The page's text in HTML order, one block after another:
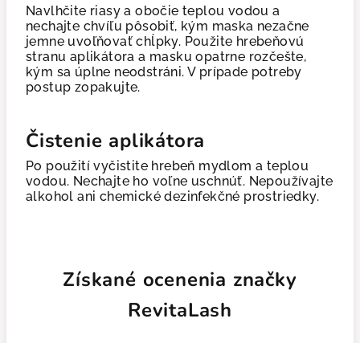
Navlhčite riasy a obočie teplou vodou a
nechajte chvíľu pôsobiť, kým maska nezačne
jemne uvoľňovať chĺpky. Použite hrebeňovú
stranu aplikátora a masku opatrne rozčešte,
kým sa úplne neodstráni. V prípade potreby
postup zopakujte.
Čistenie aplikátora
Po použití vyčistite hrebeň mydlom a teplou
vodou. Nechajte ho voľne uschnúť. Nepoužívajte
alkohol ani chemické dezinfekčné prostriedky.
Získané ocenenia značky
RevitaLash